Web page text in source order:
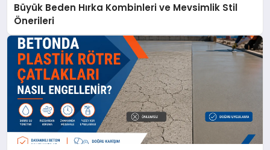
Büyük Beden Hırka Kombinleri ve Mevsimlik Stil
Önerileri